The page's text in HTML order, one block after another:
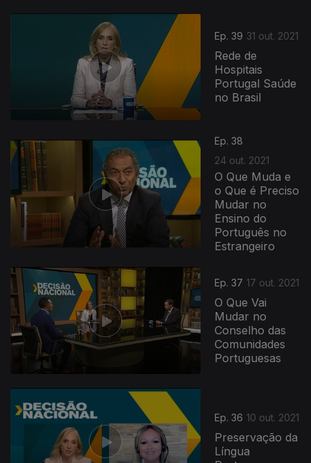
Ep. 39 31 out. 2021
Rede de
Hospitais
Portugal Saúde
no Brasil
Ep. 38
24 out. 2021
O Que Muda e
o Que é Preciso
Mudar no
Ensino do
Português no
Estrangeiro
Ep. 37 17 out. 2021
O Que Vai
Mudar no
Conselho das
Comunidades
Portuguesas
Ep. 36 10 out. 2021
Preservação da
Língua